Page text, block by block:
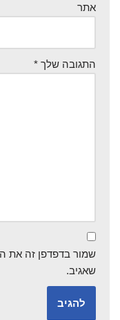
אתר
התגובה שלך *
שמור בדפדפן זה את
שאגיב.